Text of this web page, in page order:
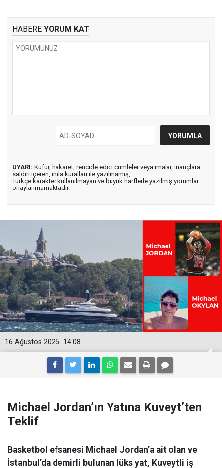
HABERE YORUM KAT
UYARI: Küfür, hakaret, rencide edici cümleler veya imalar, inançlara
saldırı içeren, imla kuralları ile yazılmamış,
Türkçe karakter kullanılmayan ve büyük harflerle yazılmış yorumlar
onaylanmamaktadır.
14:08
16 Ağustos 2025
Michael Jordan’ın Yatına Kuveyt’ten
Teklif
Basketbol efsanesi Michael Jordan’a ait olan ve
İstanbul’da demirli bulunan lüks yat, Kuveytli iş